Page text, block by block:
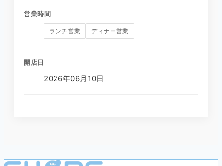
営業時間
ランチ営業 ディナー営業
開店日
2026年06月10日